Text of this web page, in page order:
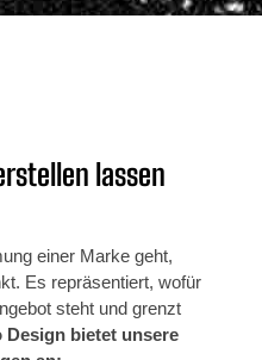
lassen
einer Marke geht,
Es repräsentiert, wofür
steht und grenzt
Design bietet unsere